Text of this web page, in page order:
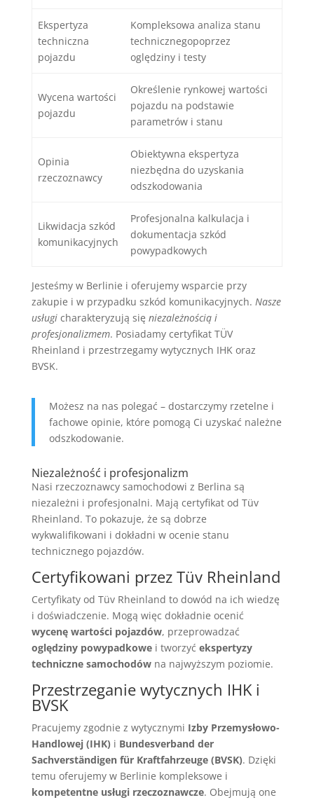
Ekspertyza
techniczna
pojazdu
Kompleksowa analiza stanu
technicznegopoprzez
oględziny i testy
Wycena wartości
pojazdu
Określenie rynkowej wartości
pojazdu na podstawie
parametrów i stanu
Opinia
rzeczoznawcy
Obiektywna ekspertyza
niezbędna do uzyskania
odszkodowania
Likwidacja szkód
komunikacyjnych
Profesjonalna kalkulacja i
dokumentacja szkód
powypadkowych
Jesteśmy w Berlinie i oferujemy wsparcie przy
zakupie i w przypadku szkód komunikacyjnych. Nasze
usługicharakteryzują się niezależnością i
profesjonalizmem. Posiadamy certyfikat TÜV
Rheinland i przestrzegamy wytycznych IHK oraz
BVSK.
Możesz na nas polegać – dostarczymy rzetelne i
fachowe opinie, które pomogą Ci uzyskać należne
odszkodowanie.
Niezależność i profesjonalizm
Nasi rzeczoznawcy samochodowi z Berlina są
niezależni i profesjonalni. Mają certyfikat od Tüv
Rheinland. To pokazuje, że są dobrze
wykwalifikowani i dokładni w ocenie stanu
technicznego pojazdów.
Certyfikowani przez Tüv Rheinland
Certyfikaty od Tüv Rheinland to dowód na ich wiedzę
i doświadczenie. Mogą więc dokładnie ocenić
wycenę wartości pojazdów, przeprowadzać
oględziny powypadkowei tworzyć ekspertyzy
techniczne samochodówna najwyższym poziomie.
Przestrzeganie wytycznych IHK i
BVSK
Pracujemy zgodnie z wytycznymi Izby Przemysłowo-
Handlowej (IHK) i Bundesverband der
Sachverständigen für Kraftfahrzeuge (BVSK). Dzięki
temu oferujemy w Berlinie kompleksowe i
kompetentne usługi rzeczoznawcze. Obejmują one